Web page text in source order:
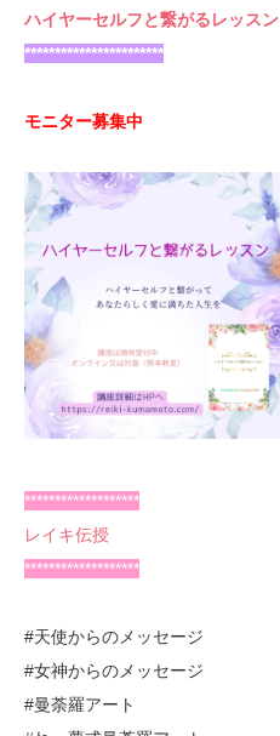
ハイヤーセルフと繋がるレッスン
***********************
モニター募集中
*******************
レイキ伝授
*******************
#天使からのメッセージ
#女神からのメッセージ
#曼荼羅アート